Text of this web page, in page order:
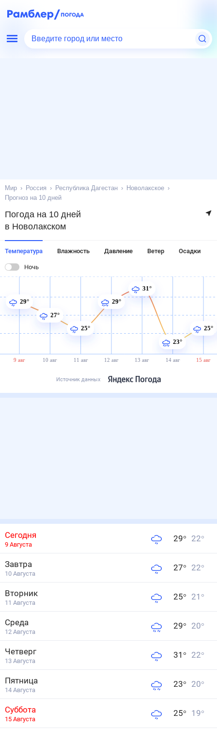
Введите город или место
Мир Россия Республика Дагестан
Новолакское
Прогноз на 10 дней
Погода на 10 дней
в Новолакском
Температура Влажность Давление Ветер Осадки
Ночь
9 авг 10 авг 11 авг 12 авг 13 авг 14 авг 15 авг
29°
27°
25°
29°
31°
23°
25°
Источник данных
Сегодня
9 Августа
29° 22°
Завтра
10 Августа
27° 22°
Вторник
11 Августа
25° 21 °
Среда
12 Августа
29° 20°
Четверг
13 Августа
31 ° 22°
Пятница
14 Августа
23° 20°
Суббота
15 Августа
25° 19°